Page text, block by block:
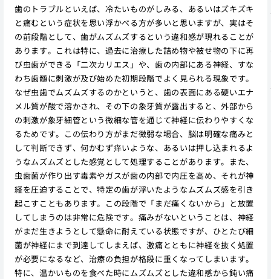
歯のトラブルといえば、冷たいものがしみる、あるいはズキズキ
と痛むという症状を思い浮かべる方が多いと思いますが、実はそ
の前段階として、歯がムズムズするという違和感が現れることが
あります。これは特に、過去に治療した詰め物や被せ物の下に再
び虫歯ができる「二次カリエス」や、歯の内部にある神経、すな
わち歯髄に刺激が及び始めた初期段階でよく見られる現象です。
なぜ虫歯でムズムズするのかというと、歯の表面にある硬いエナ
メル質が酸で溶かされ、その下の象牙質が露出すると、外部から
の刺激が象牙細管という微細な管を通じて神経に伝わりやすくな
るためです。この伝わり方がまだ微弱な場合、脳は明確な痛みと
して判断できず、何かむず痒いような、あるいは押し込まれるよ
うなムズムズとした感覚として処理することがあります。また、
虫歯菌が作り出す毒素やガスが歯の内部で内圧を高め、それが神
経を圧迫することで、特定の歯が浮いたようなムズムズ感を引き
起こすこともあります。この段階で「まだ痛くないから」と放置
してしまうのは非常に危険です。痛みがないということは、神経
がまだ生きようとして懸命に耐えている状態ですが、ひとたび細
菌が神経にまで到達してしまえば、激痛とともに神経を抜く処置
が必要になるなど、治療の負担が格段に重くなってしまいます。
特に、温かいものを食べた時にムズムズとした違和感から鈍い痛